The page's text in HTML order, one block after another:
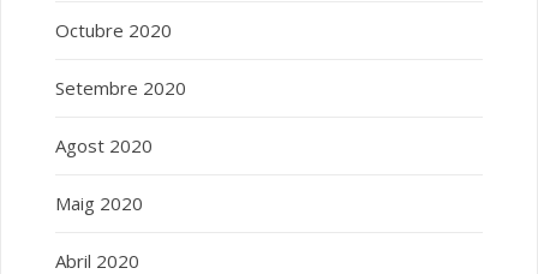
Octubre 2020
Setembre 2020
Agost 2020
Maig 2020
Abril 2020